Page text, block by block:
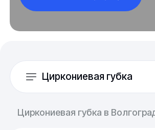
Циркониевая губка
Циркониевая губка в